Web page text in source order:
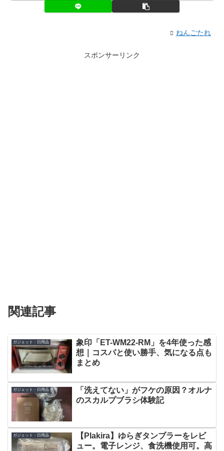
ねんごたれ
スポンサーリンク
関連記事
ガジェット・日用品
象印「ET-WM22-RM」を4年使った感
想｜コスパと使い勝手、気になる点も
まとめ
ガジェット・日用品
「洗えてない」がフケの原因？オルナ
のスカルプブラシ体験記
ガジェット・日用品
【Plakira】ゆらぎタンブラーをレビ
ュー。電子レンジ、食洗機使用可。高